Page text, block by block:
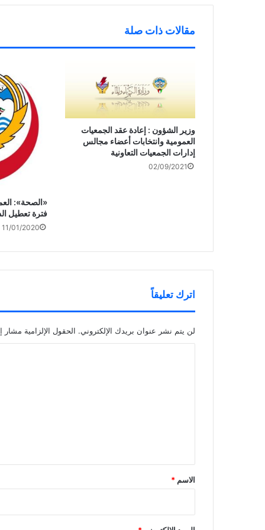
ي )
مقالات ذات صلة
وزير الشؤون : إعادة عقد الجمعيات
العمومية وانتخابات أعضاء مجالس
إدارات الجمعيات التعاونية
02/09/2021
«الصحة»:
فترة تعطيل
11/01/2020
اترك تعليقاً
لن يتم نشر عنوان بريدك الإلكتروني. الحقول الإلزامية مشار
*
الاسم *